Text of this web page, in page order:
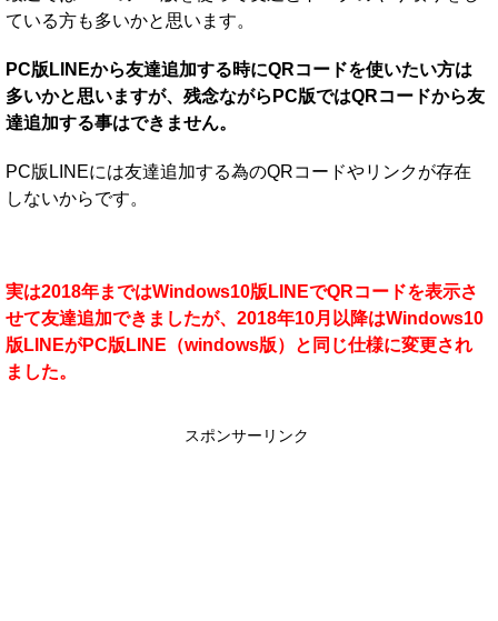
ている方も多いかと思います。
PC版LINEから友達追加する時にQRコードを使いたい方は
多いかと思いますが、残念ながらPC版ではQRコードから友
達追加する事はできません。
PC版LINEには友達追加する為のQRコードやリンクが存在
しないからです。
実は2018年まではWindows10版LINEでQRコードを表示さ
せて友達追加できましたが、2018年10月以降はWindows10
版LINEがPC版LINE（windows版）と同じ仕様に変更され
ました。
スポンサーリンク